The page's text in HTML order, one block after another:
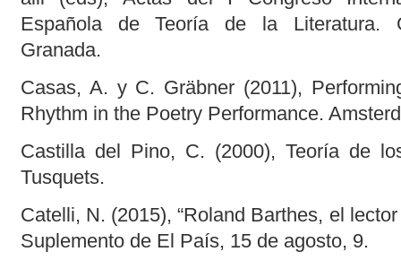
Española de Teoría de la Literatura.
Granada.
Casas, A. y C. Gräbner (2011),
Rhythm in the Poetry Performance.
Castilla del Pino, C. (2000), Teoría de
Tusquets.
Catelli, N. (2015), “Roland Barthes, el
Suplemento de El País, 15 de agosto, 9.